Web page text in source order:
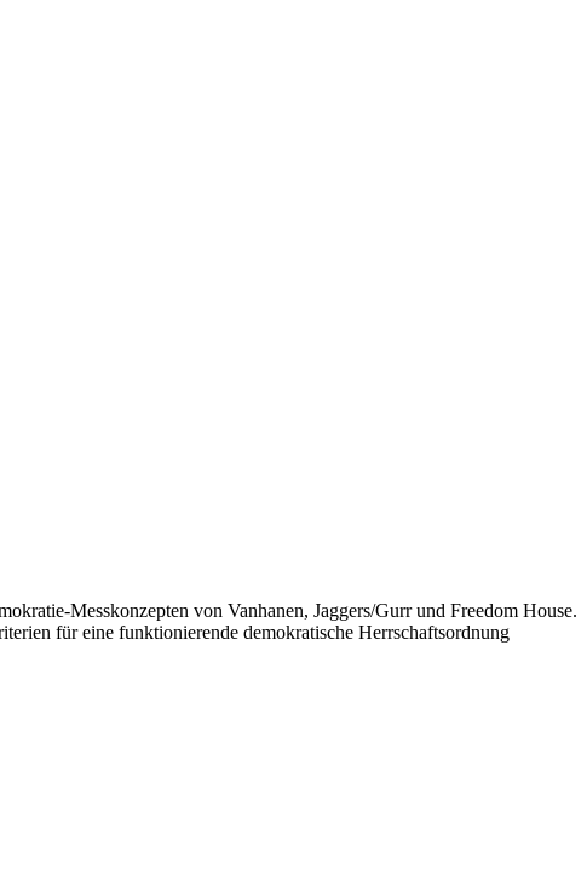
Messkonzepten von Vanhanen, Jaggers/Gurr und Freedom House.
für eine funktionierende demokratische Herrschaftsordnung